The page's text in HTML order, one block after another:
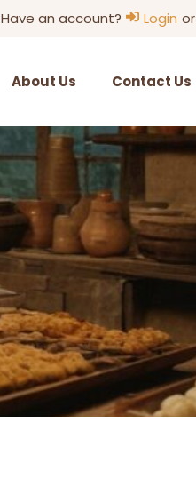
Have an account? Login or
About Us Contact Us